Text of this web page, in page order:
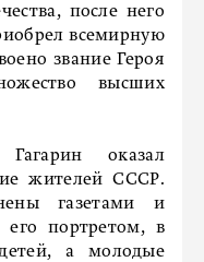
после него
всемирную
звание Героя
высших
оказал
жителей СССР.
газетами и
портретом, в
а молодые